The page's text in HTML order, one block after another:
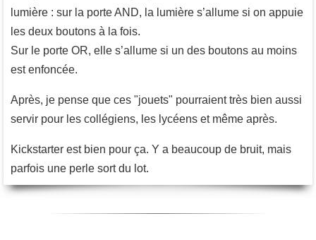
lumière : sur la porte AND, la lumière s’allume si on appuie
les deux boutons à la fois.
Sur le porte OR, elle s’allume si un des boutons au moins
est enfoncée.
Après, je pense que ces "jouets" pourraient très bien aussi
servir pour les collégiens, les lycéens et même après.
Kickstarter est bien pour ça. Y a beaucoup de bruit, mais
parfois une perle sort du lot.